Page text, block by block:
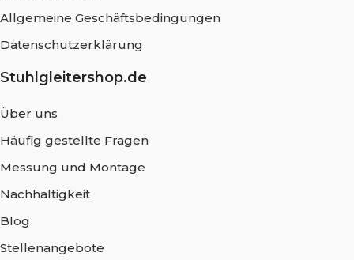
Allgemeine Geschäftsbedingungen
Datenschutzerklärung
Stuhlgleitershop.de
Über uns
Häufig gestellte Fragen
Messung und Montage
Nachhaltigkeit
Blog
Stellenangebote